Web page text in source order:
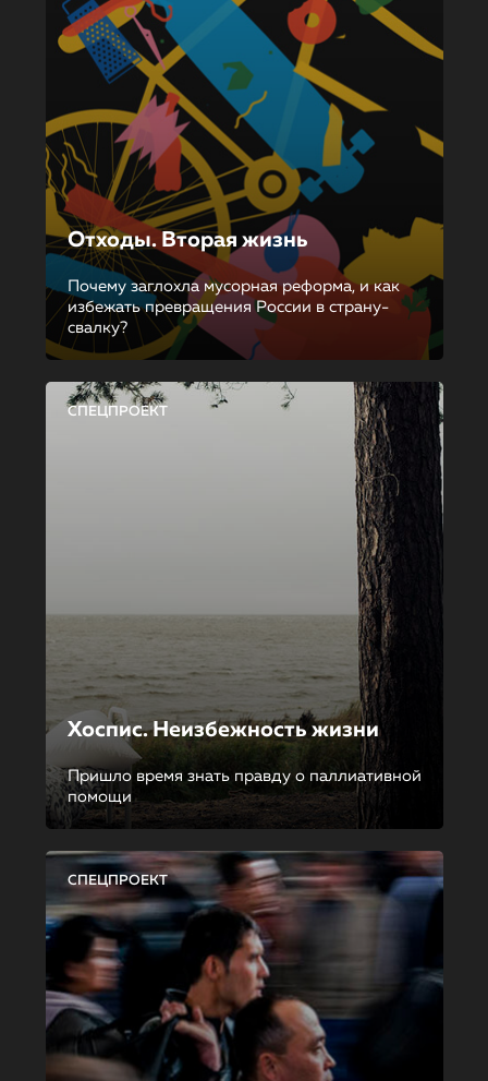
Отходы. Вторая жизнь
Почему заглохла мусорная реформа, и как
избежать превращения России в страну-
свалку?
СПЕЦПРОЕКТ
Хоспис. Неизбежность жизни
Пришло время знать правду о паллиативной
помощи
СПЕЦПРОЕКТ